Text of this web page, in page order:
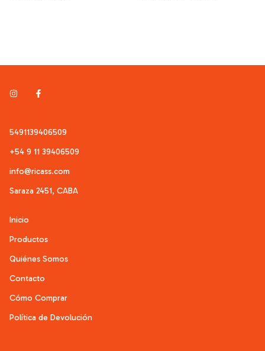
5491139406509
+54 9 11 39406509
info@ricass.com
Saraza 2451, CABA
Inicio
Productos
Quiénes Somos
Contacto
Cómo Comprar
Política de Devolución